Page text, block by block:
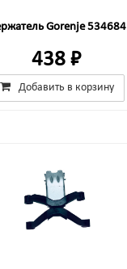
Gorenje 534684
438 ₽
Добавить в корзину